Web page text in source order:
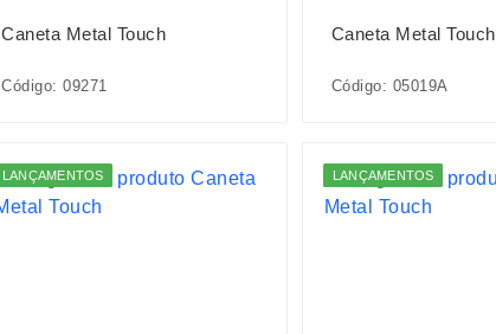
Caneta Metal Touch
Código: 09271
Caneta Metal Touch
Código: 05019A
LANÇAMENTOS LANÇAMENTOS